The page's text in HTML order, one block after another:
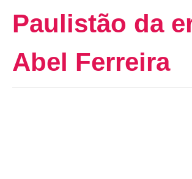
Paulistão da
Abel Ferreira